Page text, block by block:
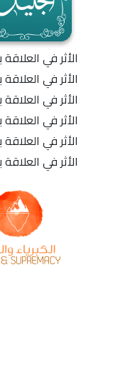
الأثر في العلاقة
الأثر في
الأثر في العلاقة
الأثر في العلاقة
الأثر في
الأثر في العلاقة